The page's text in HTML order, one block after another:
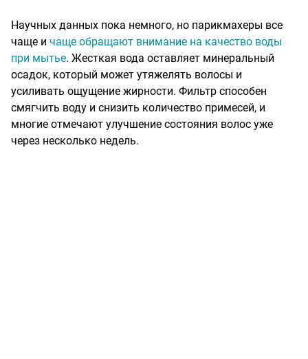
Научных данных пока немного, но парикмахеры все
чаще и чаще обращают внимание на качество воды
при мытье. Жесткая вода оставляет минеральный
осадок, который может утяжелять волосы и
усиливать ощущение жирности. Фильтр способен
смягчить воду и снизить количество примесей, и
многие отмечают улучшение состояния волос уже
через несколько недель.